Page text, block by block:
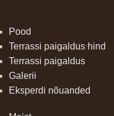
Pood
Terrassi paigaldus hind
Terrassi paigaldus
Galerii
Eksperdi nõuanded